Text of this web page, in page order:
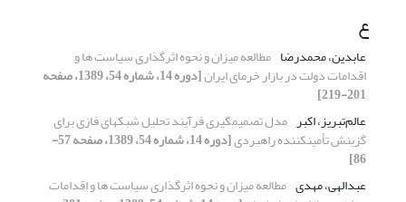
ع
عابدین، محمدرضا مطالعه میزان و نحوه اثرگذاری سیاست ها و
اقدامات دولت در بازار خرمای ایران [دوره 14، شماره 54، 1389، صفحه
201-219]
عالم‌تبریز، اکبر مدل تصمیمگیری فرآیند تحلیل شبکهای فازی برای
گزینش تأمینکننده راهبردی [دوره 14، شماره 54، 1389، صفحه 57-
86]
عبدالهی، مهدی مطالعه میزان و نحوه اثرگذاری سیاست ها و اقدامات